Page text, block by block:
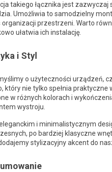
takiego łącznika jest
Umożliwia to samodzielny
organizacji przestrzeni. Warto
ułatwia ich instalację.
i Styl
o użyteczności urządzeń,
który nie tylko spełnia
w różnych kolorach i
wystroju.
i minimalistycznym
po bardziej klasyczne
stylizacyjny akcent do